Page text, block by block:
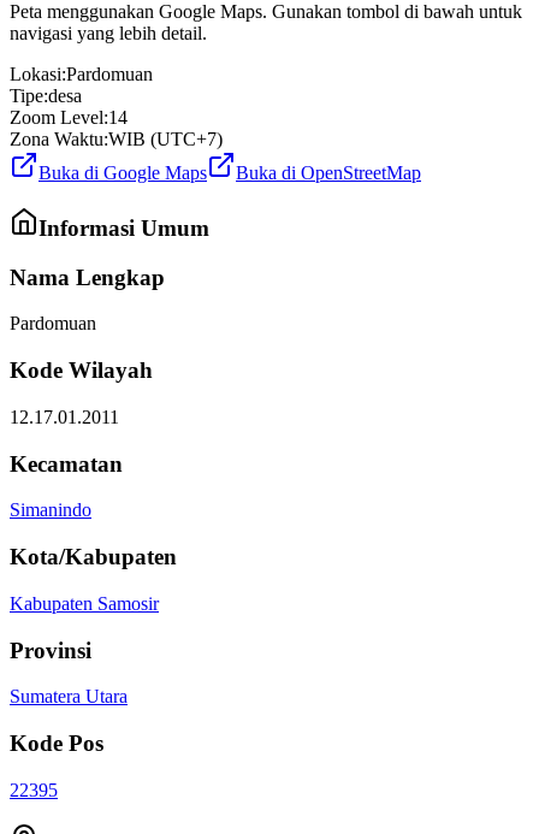
Peta menggunakan Google Maps. Gunakan tombol di bawah untuk
navigasi yang lebih detail.
Lokasi:Pardomuan
Tipe:desa
Zoom Level:14
Zona Waktu:WIB (UTC+7)
Buka di Google Maps
Buka di OpenStreetMap
Informasi Umum
Nama Lengkap
Pardomuan
Kode Wilayah
12.17.01.2011
Kecamatan
Simanindo
Kota/Kabupaten
Kabupaten Samosir
Provinsi
Sumatera Utara
Kode Pos
22395